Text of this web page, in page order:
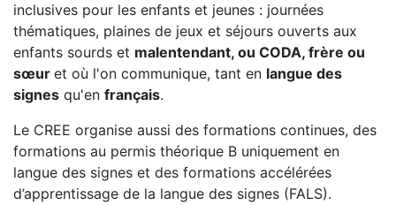
inclusives pour les enfants et jeunes : journées
thématiques, plaines de jeux et séjours ouverts aux
enfants sourds et malentendant, ou CODA, frère ou
sœur et où l'on communique, tant en langue des
signes qu'en français.
Le CREE organise aussi des formations continues, des
formations au permis théorique B uniquement en
langue des signes et des formations accélérées
d’apprentissage de la langue des signes (FALS).